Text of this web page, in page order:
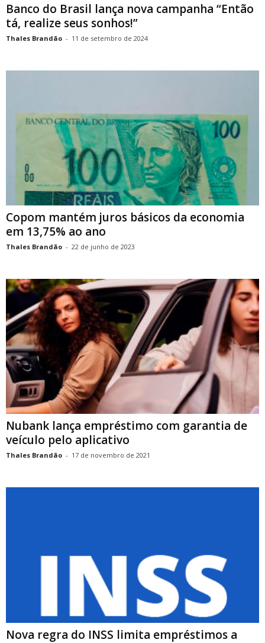
Banco do Brasil lança nova campanha “Então
tá, realize seus sonhos!”
Thales Brandão - 11 de setembro de 2024
Copom mantém juros básicos da economia
em 13,75% ao ano
Thales Brandão - 22 de junho de 2023
Nubank lança empréstimo com garantia de
veículo pelo aplicativo
Thales Brandão - 17 de novembro de 2021
Nova regra do INSS limita empréstimos a